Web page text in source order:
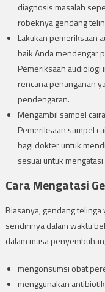
diagnosis masalah
robeknya gendang
Lakukan pemeriksaan
baik Anda mendengar
Pemeriksaan audiologi
rencana penanganan
pendengaran.
Mengambil sampel
Pemeriksaan sampel
bagi dokter untuk
sesuai untuk
Cara Mengatasi
Biasanya, gendang
sendirinya dalam waktu
dalam masa
mengonsumsi obat
menggunakan